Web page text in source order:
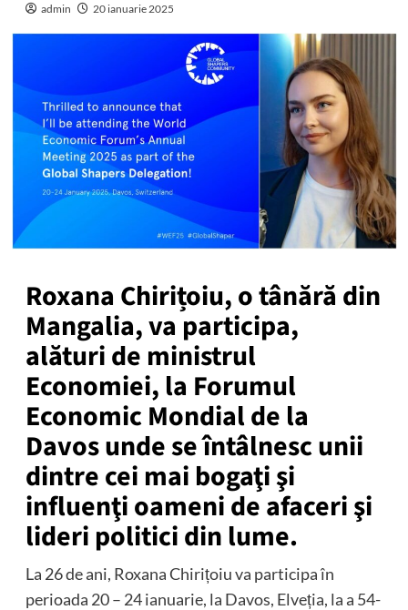
admin 20 ianuarie 2025
Roxana Chirițoiu, o tânără din
Mangalia, va participa,
alături de ministrul
Economiei, la Forumul
Economic Mondial de la
Davos unde se întâlnesc unii
dintre cei mai bogaţi şi
influenţi oameni de afaceri şi
lideri politici din lume.
La 26 de ani, Roxana Chirițoiu va participa în
perioada 20 – 24 ianuarie, la Davos, Elveția, la a 54-